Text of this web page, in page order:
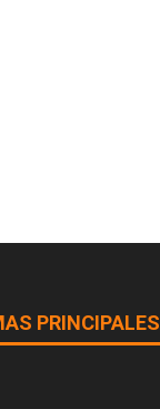
PRINCIPALES